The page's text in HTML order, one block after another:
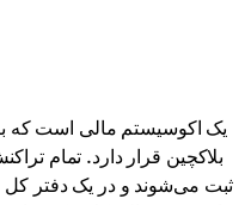
بلاکچین قرار دارد. تمام
ثبت می‌شوند و در یک دفتر